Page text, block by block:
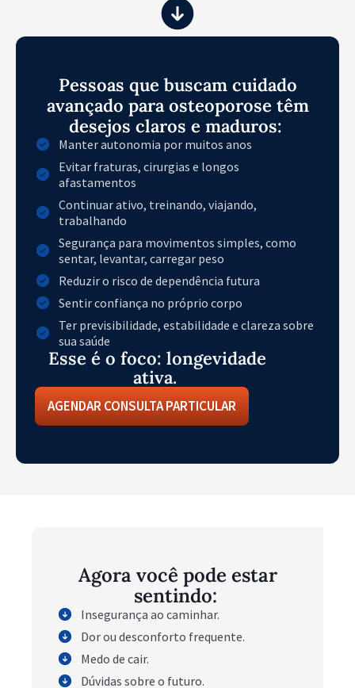
Pessoas que buscam cuidado
avançado para osteoporose têm
desejos claros e maduros:
Manter autonomia por muitos anos
Evitar fraturas, cirurgias e longos
afastamentos
Continuar ativo, treinando, viajando,
trabalhando
Segurança para movimentos simples, como
sentar, levantar, carregar peso
Reduzir o risco de dependência futura
Sentir confiança no próprio corpo
Ter previsibilidade, estabilidade e clareza sobre
sua saúde
Esse é o foco: longevidade
ativa.
AGENDAR CONSULTA PARTICULAR
Agora você pode estar
sentindo:
Insegurança ao caminhar.
Dor ou desconforto frequente.
Medo de cair.
Dúvidas sobre o futuro.